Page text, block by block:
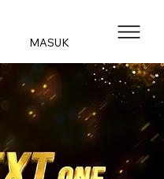
MASUK